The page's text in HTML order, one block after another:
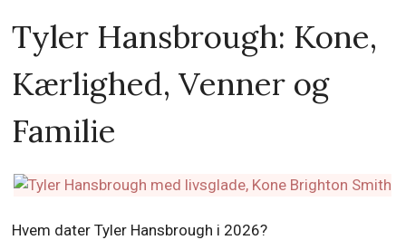
Tyler Hansbrough: Kone,
Kærlighed, Venner og
Familie
Hvem dater Tyler Hansbrough i 2026?